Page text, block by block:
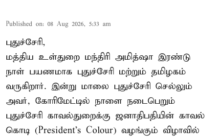
Published on: 08 Aug 2026, 5:33 am
புதுச்சேரி,
மத்திய உள்துறை மந்திரி அமித்ஷா இரண்டு
நாள் பயணமாக புதுச்சேரி மற்றும் தமிழகம்
வருகிறார். இன்று மாலை புதுச்சேரி செல்லும்
அவர், கோரிமேட்டில் நாளை நடைபெறும்
புதுச்சேரி காவல்துறைக்கு ஜனாதிபதியின் காவல்
கொடி (President's Colour) வழங்கும் விழாவில்